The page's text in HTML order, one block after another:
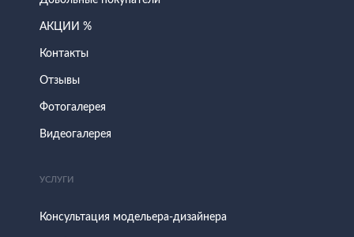
АКЦИИ %
Контакты
Отзывы
Фотогалерея
Видеогалерея
УСЛУГИ
Консультация модельера-дизайнера